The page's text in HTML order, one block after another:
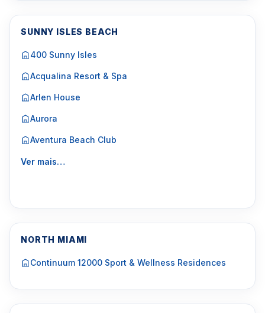
SUNNY ISLES BEACH
400 Sunny Isles
Acqualina Resort & Spa
Arlen House
Aurora
Aventura Beach Club
Ver mais…
NORTH MIAMI
Continuum 12000 Sport & Wellness Residences